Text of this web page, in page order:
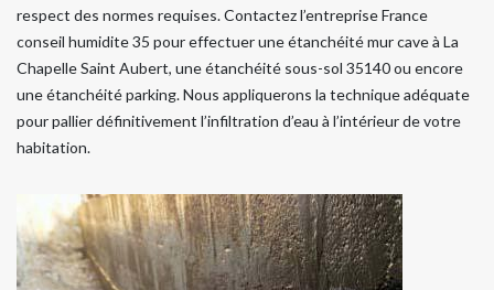
respect des normes requises. Contactez l’entreprise France
conseil humidite 35 pour effectuer une étanchéité mur cave à La
Chapelle Saint Aubert, une étanchéité sous-sol 35140 ou encore
une étanchéité parking. Nous appliquerons la technique adéquate
pour pallier définitivement l’infiltration d’eau à l’intérieur de votre
habitation.